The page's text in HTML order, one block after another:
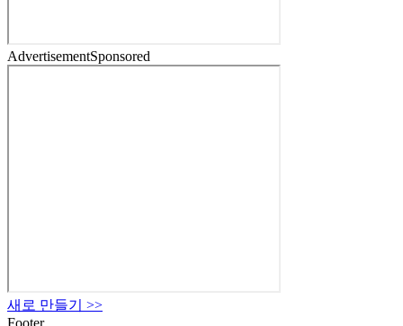
AdvertisementSponsored
새로 만들기
>>
Footer